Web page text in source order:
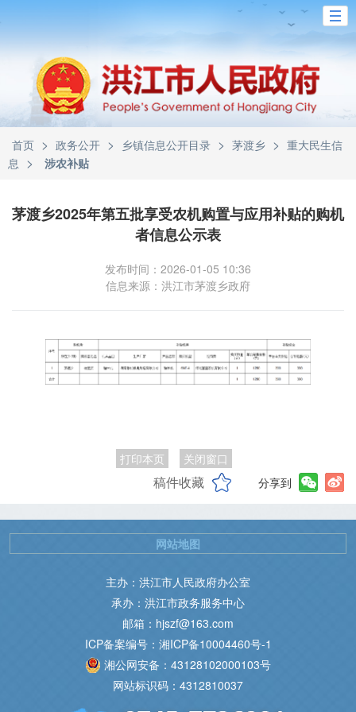
首页 > 政务公开 > 乡镇信息公开目录 > 茅渡乡 > 重大民生信
息 > 涉农补贴
茅渡乡2025年第五批享受农机购置与应用补贴的购机
者信息公示表
发布时间：2026-01-05 10:36
信息来源：洪江市茅渡乡政府
打印本页 关闭窗口
稿件收藏 分享到
主办：洪江市人民政府办公室
承办：洪江市政务服务中心
邮箱：hjszf@163.com
ICP备案编号：湘ICP备10004460号-1
湘公网安备：43128102000103号
网站标识码：4312810037
网站地图